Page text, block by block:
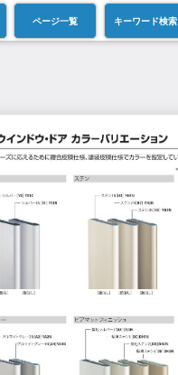
ページ一覧 キーワード検索